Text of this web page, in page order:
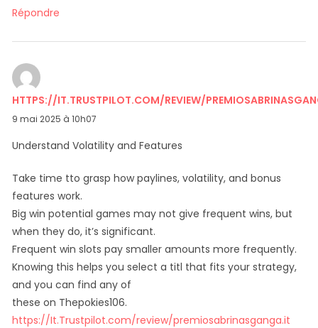
Répondre
HTTPS://IT.TRUSTPILOT.COM/REVIEW/
dit :
9 mai 2025 à 10h07
Understand Volatility and Features
Take time tto grasp how paylines, volatility, and bonus
features work.
Big win potential games may not give frequent wins, but
when they do, it’s significant.
Frequent win slots pay smaller amounts more frequently.
Knowing this helps you select a titl that fits your strategy,
and you can find any of
these on Thepokies106.
https://It.Trustpilot.com/review/premiosabrinasganga.it